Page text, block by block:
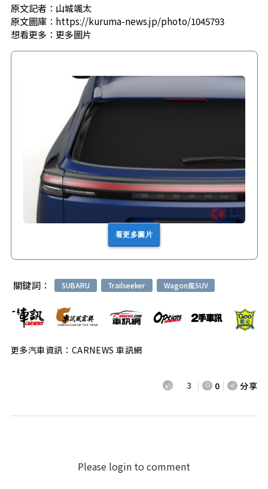
原文記者：山城颯太
原文圖庫：https://kuruma-news.jp/photo/1045793
想看更多： 更多圖片
看更多圖片
關鍵詞： SUBARU Trailseeker Wagon風SUV
更多汽車資訊：CARNEWS 車訊網
3 0 分享
Please login to comment